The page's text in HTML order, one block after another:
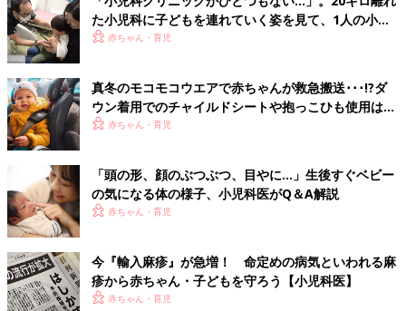
【どうして？】
いきみは、うんちの前に見られることもありますが、理由がはっ
きりしないことがあります。病気の可能性も低いです。赤ちゃん
なりの運動だったり、体を使った遊びかもしれません。
【どうすればいい？】
サージしたり、肛門（こうもん）を綿棒浣腸したりして排便をサ
ポートしてみましょう。
【さらにひと言】
哺乳力低下、睡眠不足、機嫌が悪い状態が続いているといった症
状が見られる場合は相談・受診が必要です。
た小児科に子どもを連れていく姿を見て、1人の小児
科医の決意
赤ちゃん・育児
真冬のモコモコウエアで赤ちゃんが救急搬送･･･!?ダ
ウン着用でのチャイルドシートや抱っこひも使用は危
険【小児科医】
赤ちゃん・育児
「頭の形、顔のぶつぶつ、目やに…」生後すぐベビー
の気になる体の様子、小児科医がQ＆A解説
赤ちゃん・育児
今『輸入麻疹』が急増！ 命定めの病気といわれる麻
疹から赤ちゃん・子どもを守ろう【小児科医】
赤ちゃん・育児